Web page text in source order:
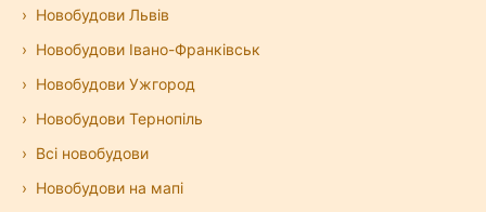
Новобудови Львів
Новобудови Івано-Франківськ
Новобудови Ужгород
Новобудови Тернопіль
Всі новобудови
Новобудови на мапі